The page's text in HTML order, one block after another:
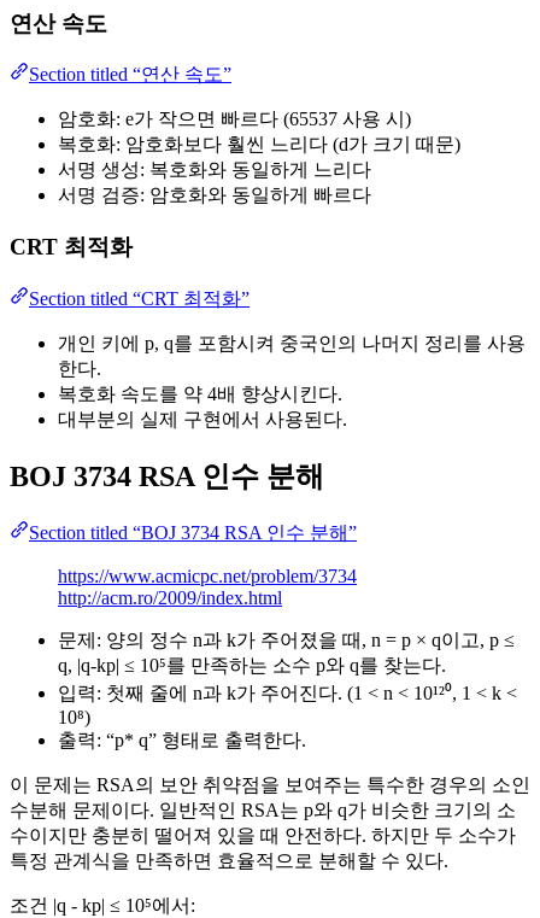
연산 속도
Section titled “연산 속도”
암호화: e가 작으면 빠르다 (65537 사용 시)
복호화: 암호화보다 훨씬 느리다 (d가 크기 때문)
서명 생성: 복호화와 동일하게 느리다
서명 검증: 암호화와 동일하게 빠르다
CRT 최적화
Section titled “CRT 최적화”
개인 키에 p, q를 포함시켜 중국인의 나머지 정리를 사용
한다.
복호화 속도를 약 4배 향상시킨다.
대부분의 실제 구현에서 사용된다.
BOJ 3734 RSA 인수 분해
Section titled “BOJ 3734 RSA 인수 분해”
https://www.acmicpc.net/problem/3734
http://acm.ro/2009/index.html
문제: 양의 정수 n과 k가 주어졌을 때, n = p × q이고, p ≤
q, |q-kp| ≤ 10⁵를 만족하는 소수 p와 q를 찾는다.
입력: 첫째 줄에 n과 k가 주어진다. (1 < n < 10¹²⁰, 1 < k <
10⁸)
출력: “p* q” 형태로 출력한다.
이 문제는 RSA의 보안 취약점을 보여주는 특수한 경우의 소인
수분해 문제이다. 일반적인 RSA는 p와 q가 비슷한 크기의 소
수이지만 충분히 떨어져 있을 때 안전하다. 하지만 두 소수가
특정 관계식을 만족하면 효율적으로 분해할 수 있다.
조건 |q - kp| ≤ 10⁵에서: